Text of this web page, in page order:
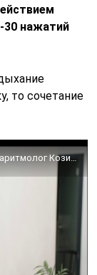
30 нажатий
то сочетание
Внезапная сердечная смерть: рассказывает #аритмолог Козич Ольга Юрьевна